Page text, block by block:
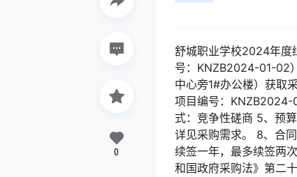
舒城职业学校2024年度
号：KNZB2024-01-02
中心旁1#办公楼）获取
项目编号：KNZB2024-
式：竞争性磋商 5、预
详见采购需求。 8、合
续签一年，最多续签两
和国政府采购法》第二
0